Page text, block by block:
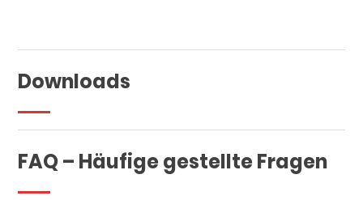
Downloads
FAQ – Häufige gestellte Fragen